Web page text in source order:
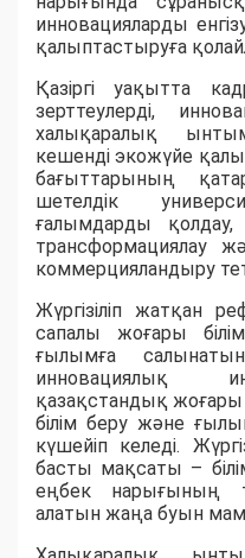
инновацияларды
қалыптастыруға
Қазіргі уақытта
зерттеулерді,
халықаралық
кешенді экожүйе
бағыттарының
шетелдік
ғалымдарды
трансформациялау
коммерцияландыру
Жүргізіліп жатқан
сапалы жоғары
ғылымға
инновациялық
қазақстандық
білім беру және
күшейіп келеді.
басты мақсаты –
еңбек нарығының
алатын жаңа буын